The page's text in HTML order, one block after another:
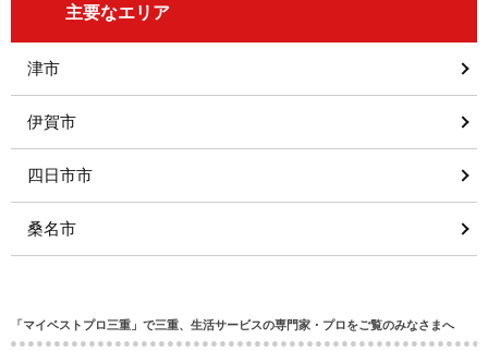
主要なエリア
津市
伊賀市
四日市市
桑名市
「マイベストプロ三重」で三重、生活サービスの専門家・プロをご覧のみなさまへ